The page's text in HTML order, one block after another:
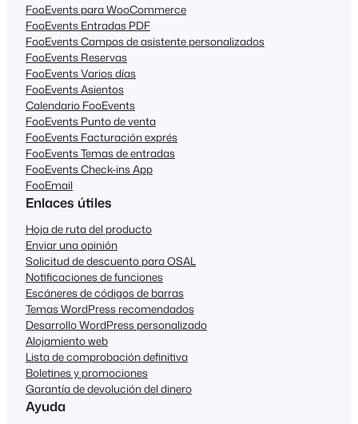
FooEvents para WooCommerce
FooEvents Entradas PDF
FooEvents Campos de asistente personalizados
FooEvents Reservas
FooEvents Varios días
FooEvents Asientos
Calendario FooEvents
FooEvents Punto de venta
FooEvents Facturación exprés
FooEvents Temas de entradas
FooEvents Check-ins App
FooEmail
Enlaces útiles
Hoja de ruta del producto
Enviar una opinión
Solicitud de descuento para OSAL
Notificaciones de funciones
Escáneres de códigos de barras
Temas WordPress recomendados
Desarrollo WordPress personalizado
Alojamiento web
Lista de comprobación definitiva
Boletines y promociones
Garantía de devolución del dinero
Ayuda